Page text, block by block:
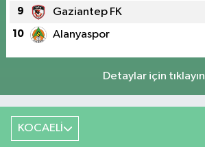
9 Gaziantep FK
10 Alanyaspor
Detaylar için tıklayın
KOCAELİ